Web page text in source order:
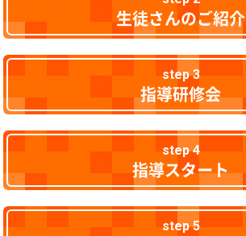
生徒さんのご紹介
step 3
指導研修会
step 4
指導スタート
step 5